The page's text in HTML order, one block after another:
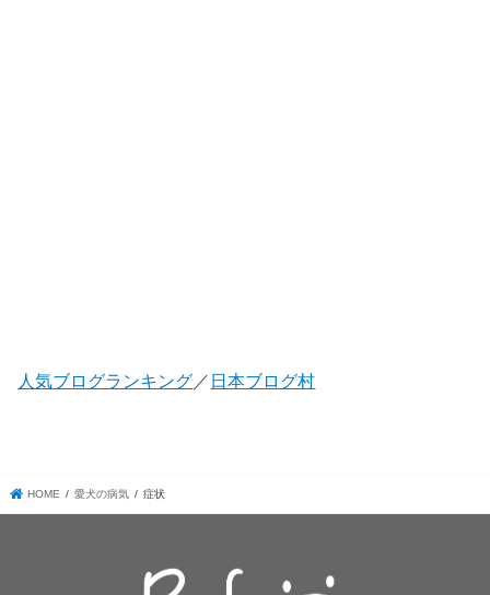
人気ブログランキング ／ 日本ブログ村
HOME 愛犬の病気 症状